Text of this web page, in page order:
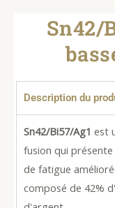
Sn42/
Description du
Sn42/Bi57/Ag1 est
fusion qui
de fatigue
composé de 42%